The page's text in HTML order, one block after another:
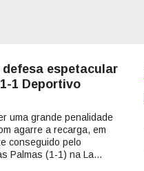
espetacular
1 Deportivo
uma grande penalidade
agarre a recarga, em
conseguido pelo
Palmas (1-1) na La...